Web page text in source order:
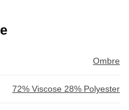
Ombre
72% Viscose 28% Polyester